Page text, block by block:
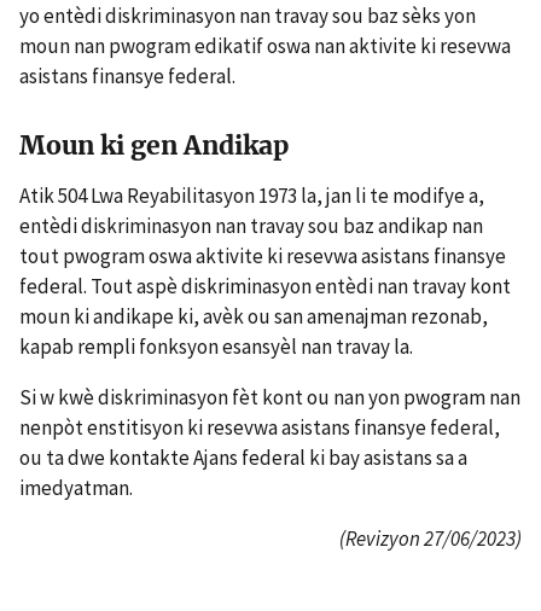
yo entèdi diskriminasyon nan travay sou baz sèks yon
moun nan pwogram edikatif oswa nan aktivite ki resevwa
asistans finansye federal.
Moun ki gen Andikap
Atik 504 Lwa Reyabilitasyon 1973 la, jan li te modifye a,
entèdi diskriminasyon nan travay sou baz andikap nan
tout pwogram oswa aktivite ki resevwa asistans finansye
federal. Tout aspè diskriminasyon entèdi nan travay kont
moun ki andikape ki, avèk ou san amenajman rezonab,
kapab rempli fonksyon esansyèl nan travay la.
Si w kwè diskriminasyon fèt kont ou nan yon pwogram nan
nenpòt enstitisyon ki resevwa asistans finansye federal,
ou ta dwe kontakte Ajans federal ki bay asistans sa a
imedyatman.
(Revizyon 27/06/2023)